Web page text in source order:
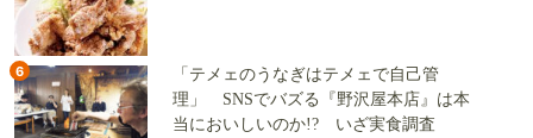
6
「テメェのうなぎはテメェで自己管
理」 SNSでバズる『野沢屋本店』は本
当においしいのか!? いざ実食調査